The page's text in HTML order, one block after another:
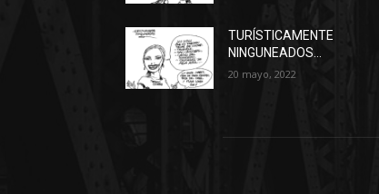
TURÍSTICAMENTE
NINGUNEADOS…
20 mayo, 2022